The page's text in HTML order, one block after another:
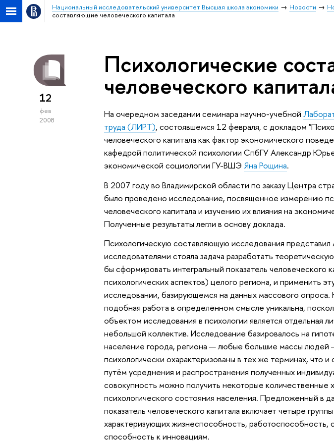
Национальный исследовательский университет Высшая школа экономики Новости
составляющие человеческого капитала
12
фев
2008
Психологические
человеческого
На очередном заседании семинара научно-учебной
труда (ЛИРТ), состоявшемся 12 февраля, с докладом
человеческого капитала как фактор экономического
кафедрой политической психологии СпбГУ Александр
экономической социологии ГУ-ВШЭ Яна Рощина.
В 2007 году во Владимирской области по заказу Центра
было проведено исследование, посвященное измерению
человеческого капитала и изучению их влияния на
Полученные результаты легли в основу доклада.
Психологическую составляющую исследования
исследователями стояла задача разработать
бы сформировать интегральный показатель человеческого
психологических аспектов) целого региона, и применить
исследовании, базирующемся на данных массового опроса.
подобная работа в определённом смысле уникальна,
объектом исследования в психологии является отдельная
небольшой коллектив. Исследование базировалось на
население города, региона — любые большие массы людей
психологически охарактеризованы в тех же терминах, что и
путём усреднения и распространения полученных
совокупность можно получить некоторые количественные
психологического состояния населения. Предложенный в
показатель человеческого капитала включает четыре
характеризующих жизнеспособность, работоспособность,
способность к инновациям.